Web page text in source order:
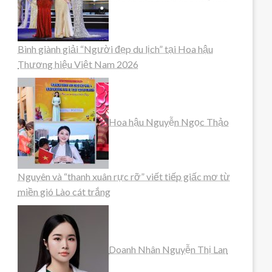
Bình giành giải “Người đẹp du lịch” tại Hoa hậu
Thương hiệu Việt Nam 2026
Hoa hậu Nguyễn Ngọc Thảo
Nguyên và “thanh xuân rực rỡ” viết tiếp giấc mơ từ
miền gió Lào cát trắng
Doanh Nhân Nguyễn Thị Lan